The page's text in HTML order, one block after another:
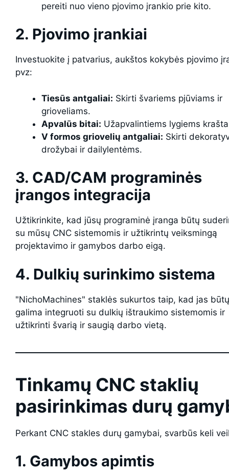
pereiti nuo vieno pjovimo įrankio prie kito.
2. Pjovimo įrankiai
Investuokite į patvarius, aukštos kokybės pjovimo
pvz:
Tiesūs antgaliai: Skirti švariems pjūviams ir
grioveliams.
Apvalūs bitai: Užapvalintiems lygiems
V formos griovelių antgaliai: Skirti
drožybai ir dailylentėms.
3. CAD/CAM programinės
įrangos integracija
Užtikrinkite, kad jūsų programinė įranga būtų
su mūsų CNC sistemomis ir užtikrintų veiksmingą
projektavimo ir gamybos darbo eigą.
4. Dulkių surinkimo sistema
"NichoMachines" staklės sukurtos taip, kad jas būtų
galima integruoti su dulkių ištraukimo sistemomis ir
užtikrinti švarią ir saugią darbo vietą.
Tinkamų CNC staklių
pasirinkimas durų
Perkant CNC stakles durų gamybai, svarbūs keli
1. Gamybos apimtis